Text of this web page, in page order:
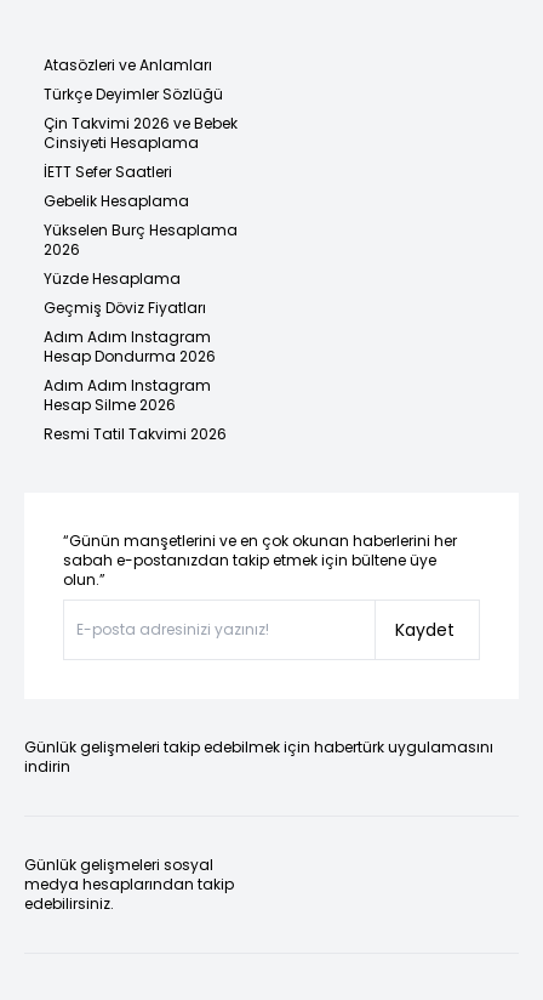
Atasözleri ve Anlamları
Türkçe Deyimler Sözlüğü
Çin Takvimi 2026 ve Bebek
Cinsiyeti Hesaplama
İETT Sefer Saatleri
Gebelik Hesaplama
Yükselen Burç Hesaplama
2026
Yüzde Hesaplama
Geçmiş Döviz Fiyatları
Adım Adım Instagram
Hesap Dondurma 2026
Adım Adım Instagram
Hesap Silme 2026
Resmi Tatil Takvimi 2026
“Günün manşetlerini ve en çok okunan haberlerini her
sabah e-postanızdan takip etmek için bültene üye
olun.”
Kaydet
Günlük gelişmeleri takip edebilmek için habertürk uygulamasını
indirin
Günlük gelişmeleri sosyal
medya hesaplarından takip
edebilirsiniz.